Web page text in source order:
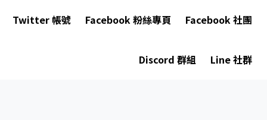
Twitter 帳號 Facebook 粉絲專頁 Facebook 社團
Discord 群組 Line 社群